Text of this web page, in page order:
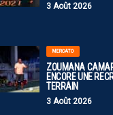
3 Août 2026
MERCATO
ZOUMANA
ENCORE UNE
TERRAIN
3 Août 2026